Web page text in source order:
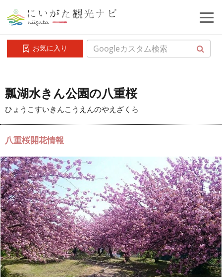
お気に入り
瓢湖水きん公園の八重桜
ひょうこすいきんこうえんのやえざくら
八重桜開花情報